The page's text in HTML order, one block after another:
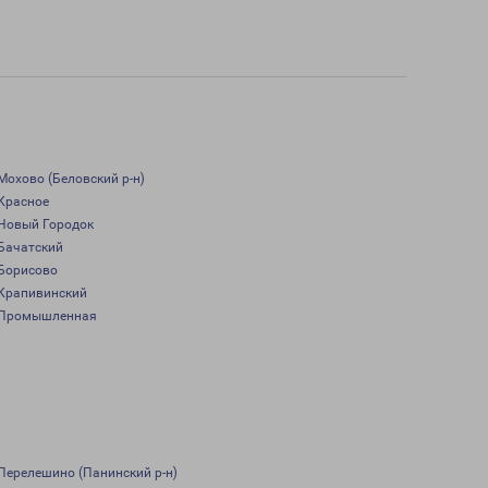
(Беловский р-н)
Городок
(Панинский р-н)